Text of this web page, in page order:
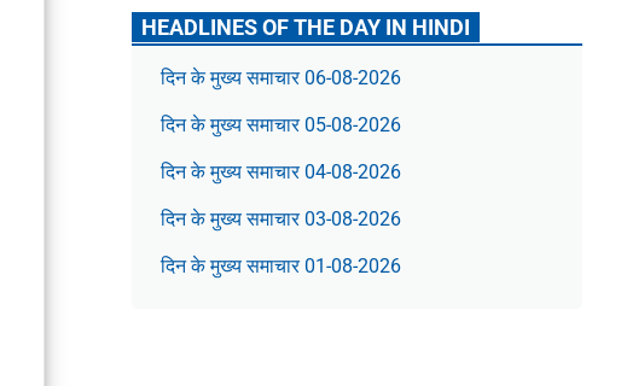
HEADLINES OF THE DAY IN HINDI
दिन के मुख्य समाचार 06-08-2026
दिन के मुख्य समाचार 05-08-2026
दिन के मुख्य समाचार 04-08-2026
दिन के मुख्य समाचार 03-08-2026
दिन के मुख्य समाचार 01-08-2026